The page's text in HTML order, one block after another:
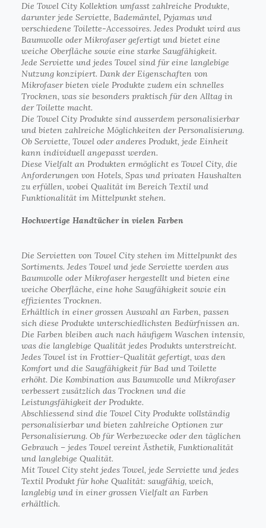
Die Towel City Kollektion umfasst zahlreiche Produkte,
darunter jede Serviette, Bademäntel, Pyjamas und
verschiedene Toilette-Accessoires. Jedes Produkt wird aus
Baumwolle oder Mikrofaser gefertigt und bietet eine
weiche Oberfläche sowie eine starke Saugfähigkeit.
Jede Serviette und jedes Towel sind für eine langlebige
Nutzung konzipiert. Dank der Eigenschaften von
Mikrofaser bieten viele Produkte zudem ein schnelles
Trocknen, was sie besonders praktisch für den Alltag in
der Toilette macht.
Die Towel City Produkte sind ausserdem personalisierbar
und bieten zahlreiche Möglichkeiten der Personalisierung.
Ob Serviette, Towel oder anderes Produkt, jede Einheit
kann individuell angepasst werden.
Diese Vielfalt an Produkten ermöglicht es Towel City, die
Anforderungen von Hotels, Spas und privaten Haushalten
zu erfüllen, wobei Qualität im Bereich Textil und
Funktionalität im Mittelpunkt stehen.
Hochwertige Handtücher in vielen Farben
Die Servietten von Towel City stehen im Mittelpunkt des
Sortiments. Jedes Towel und jede Serviette werden aus
Baumwolle oder Mikrofaser hergestellt und bieten eine
weiche Oberfläche, eine hohe Saugfähigkeit sowie ein
effizientes Trocknen.
Erhältlich in einer grossen Auswahl an Farben, passen
sich diese Produkte unterschiedlichsten Bedürfnissen an.
Die Farben bleiben auch nach häufigem Waschen intensiv,
was die langlebige Qualität jedes Produkts unterstreicht.
Jedes Towel ist in Frottier-Qualität gefertigt, was den
Komfort und die Saugfähigkeit für Bad und Toilette
erhöht. Die Kombination aus Baumwolle und Mikrofaser
verbessert zusätzlich das Trocknen und die
Leistungsfähigkeit der Produkte.
Abschliessend sind die Towel City Produkte vollständig
personalisierbar und bieten zahlreiche Optionen zur
Personalisierung. Ob für Werbezwecke oder den täglichen
Gebrauch – jedes Towel vereint Ästhetik, Funktionalität
und langlebige Qualität.
Mit Towel City steht jedes Towel, jede Serviette und jedes
Textil Produkt für hohe Qualität: saugfähig, weich,
langlebig und in einer grossen Vielfalt an Farben
erhältlich.